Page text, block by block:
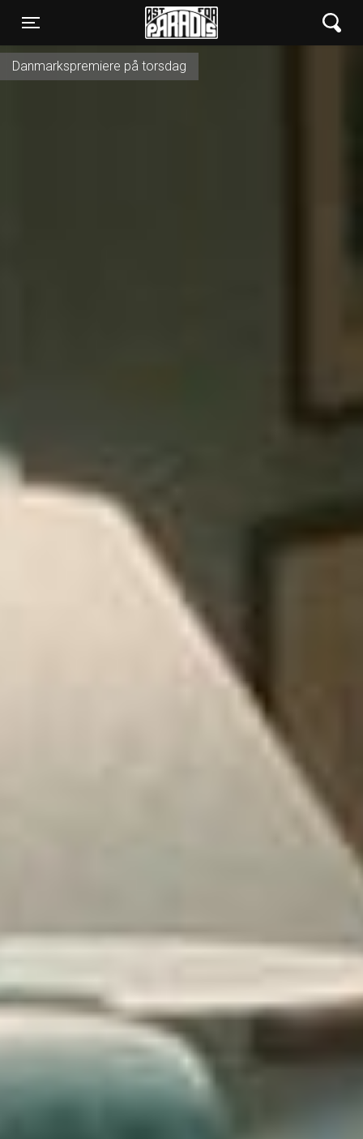
Toggle navigation
Øst for Paradis
Danmarkspremiere på torsdag